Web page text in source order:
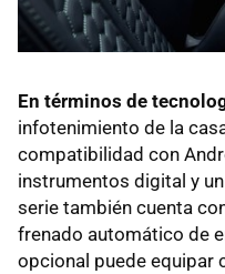
En términos de
infotenimiento de la
compatibilidad con
instrumentos digital y un
serie también cuenta
frenado automático de
opcional puede equipar